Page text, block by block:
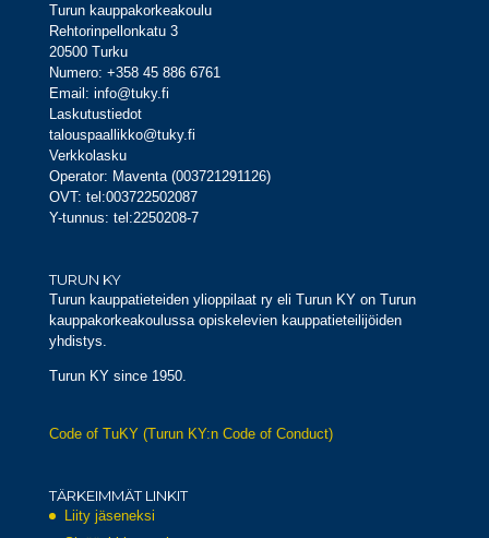
Turun kauppakorkeakoulu
Rehtorinpellonkatu 3
20500 Turku
Numero: +358 45 886 6761
Email: info@tuky.fi
Laskutustiedot
talouspaallikko@tuky.fi
Verkkolasku
Operator: Maventa (003721291126)
OVT: tel:003722502087
Y-tunnus: tel:2250208-7
TURUN KY
Turun kauppatieteiden ylioppilaat ry eli Turun KY on Turun
kauppakorkeakoulussa opiskelevien kauppatieteilijöiden
yhdistys.
Turun KY since 1950.
Code of TuKY (Turun KY:n Code of Conduct)
TÄRKEIMMÄT LINKIT
Liity jäseneksi